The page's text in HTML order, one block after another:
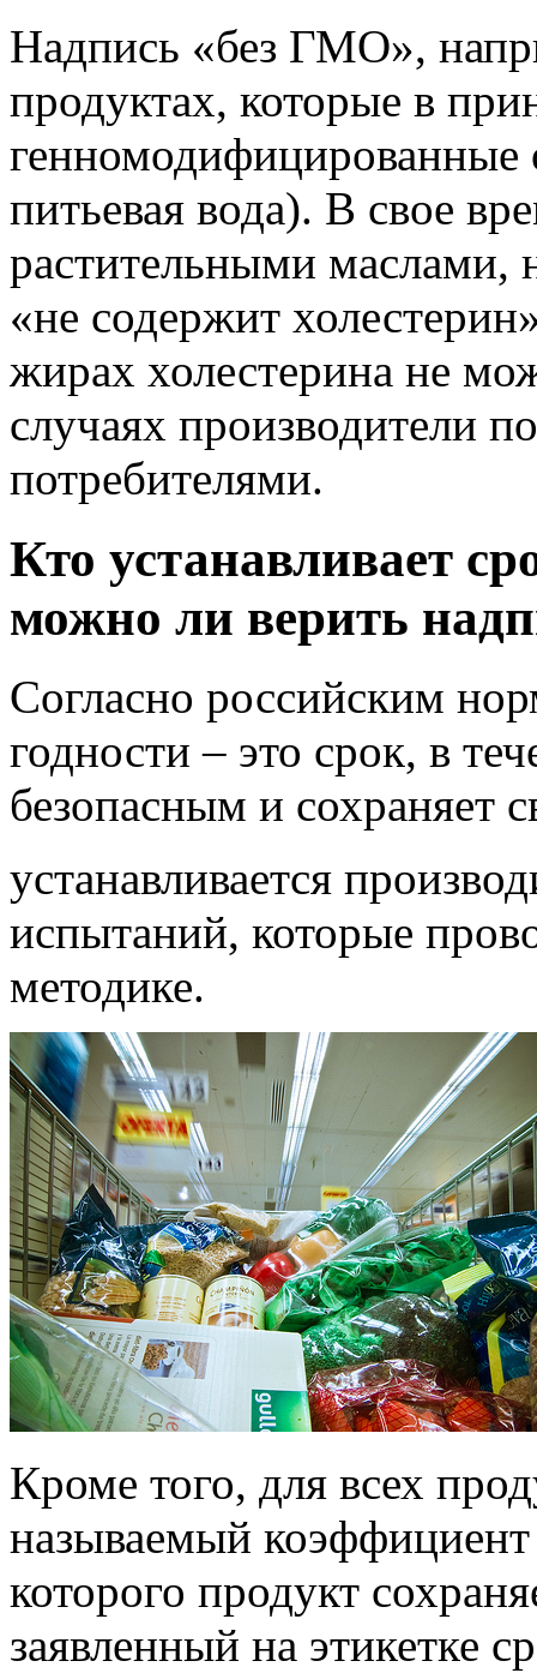
Надпись «без ГМО»,
продуктах, которые в
генномодифицированные
питьевая вода). В свое
растительными маслами,
«не содержит
жирах холестерина не
случаях производители
потребителями.
Кто устанавливает
можно ли верить
Согласно российским
годности – это срок, в
безопасным и
устанавливается
испытаний, которые
методике.
Кроме того, для всех
называемый
которого продукт
заявленный на этикетке